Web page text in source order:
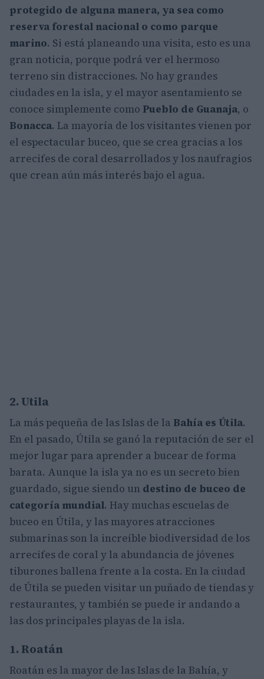
protegido de alguna manera, ya sea como
reserva forestal nacional o como parque
marino. Si está planeando una visita, esto es una
gran noticia, porque podrá ver el hermoso
terreno sin distracciones. No hay grandes
ciudades en la isla, y el mayor asentamiento se
conoce simplemente como Pueblo de Guanaja, o
Bonacca. La mayoría de los visitantes vienen por
el espectacular buceo, que se crea gracias a los
arrecifes de coral desarrollados y los naufragios
que crean aún más interés bajo el agua.
2. Utila
La más pequeña de las Islas de la Bahía es Útila.
En el pasado, Útila se ganó la reputación de ser el
mejor lugar para aprender a bucear de forma
barata. Aunque la isla ya no es un secreto bien
guardado, sigue siendo un destino de buceo de
categoría mundial. Hay muchas escuelas de
buceo en Útila, y las mayores atracciones
submarinas son la increíble biodiversidad de los
arrecifes de coral y la abundancia de jóvenes
tiburones ballena frente a la costa. En la ciudad
de Útila se pueden visitar un puñado de tiendas y
restaurantes, y también se puede ir andando a
las dos principales playas de la isla.
1. Roatán
Roatán es la mayor de las Islas de la Bahía, y